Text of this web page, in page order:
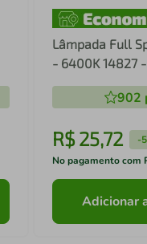
Lâmpada Full
- 6400K 14827
902
R$ 25,72 -
No pagamento com
Adicionar